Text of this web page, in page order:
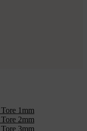
1mm
2mm
3mm